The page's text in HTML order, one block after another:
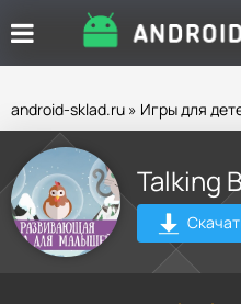
android-sklad.ru » Игры для
Talking